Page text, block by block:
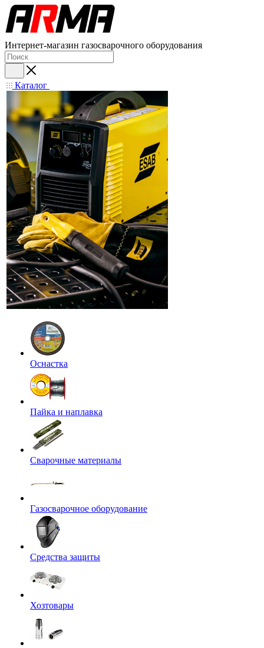
Интернет-магазин газосварочного оборудования
Каталог
Оснастка
Пайка и наплавка
Сварочные материалы
Газосварочное оборудование
Средства защиты
Хозтовары